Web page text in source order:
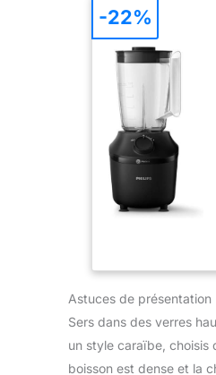
-22%
Astuces de présentation
Sers dans des verres
un style caraïbe, choisis
boisson est dense et la